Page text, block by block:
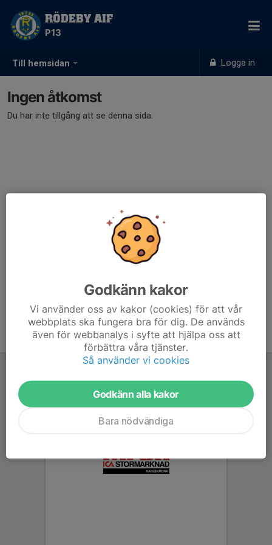
Till hemsidan Logga in
RÖDEBY AIF
P13
Ingen åtkomst
Du har inte tillgång att se denna sida.
Godkänn kakor
Vi använder oss av kakor (cookies) för att vår
webbplats ska fungera bra för dig. De används
även för webbanalys i syfte att hjälpa oss att
förbättra våra tjänster.
Så använder vi cookies
Godkänn alla kakor
Bara nödvändiga